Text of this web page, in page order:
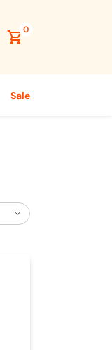
0
sale